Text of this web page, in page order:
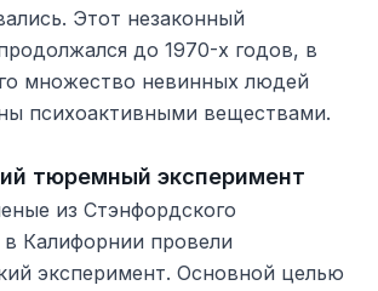
Этот незаконный
до 1970-х годов, в
множество невинных людей
психоактивными веществами.
тюремный эксперимент
из Стэнфордского
в Калифорнии провели
эксперимент. Основной целью